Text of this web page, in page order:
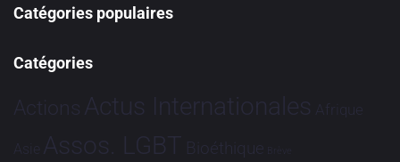
Catégories populaires
Catégories
Actions Actus Internationales Afrique
Asie Assos. LGBT Bioéthique Brève